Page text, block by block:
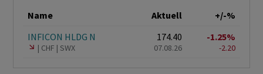
Name Aktuell
+/-%
INFICON HLDG N
CHF SWX
174.40
07.08.26
-1.25%
-2.20